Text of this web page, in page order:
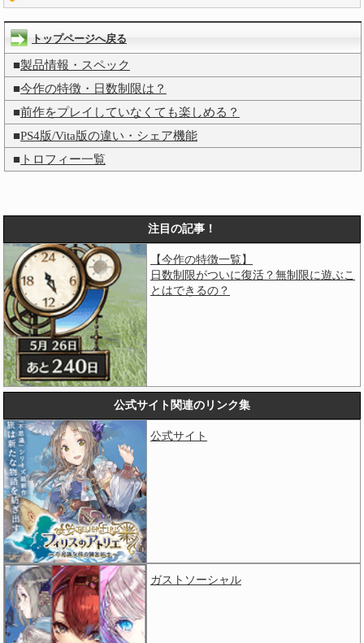
トップページへ戻る
■製品情報・スペック
■今作の特徴・日数制限は？
■前作をプレイしていなくても楽しめる？
■PS4版/Vita版の違い・シェア機能
■ トロフィー一覧
注目の記事！
【今作の特徴一覧】
日数制限がついに復活？無制限に遊ぶこ
とはできるの？
公式サイト関連のリンク集
公式サイト
ガストソーシャル